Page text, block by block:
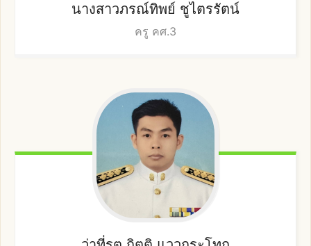
นางสาวภรณ์ทิพย์ ชูไตรรัตน์
ครู คศ.3